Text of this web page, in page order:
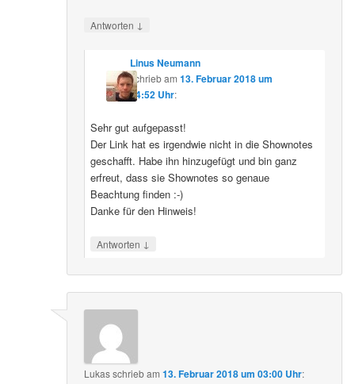
Antworten ↓
Linus Neumann
schriebam 13. Februar 2018 um
14:52 Uhr:
Sehr gut aufgepasst!
Der Link hat es irgendwie nicht in die Shownotes
geschafft. Habe ihn hinzugefügt und bin ganz
erfreut, dass sie Shownotes so genaue
Beachtung finden :-)
Danke für den Hinweis!
Antworten ↓
Lukasschriebam13. Februar 2018 um 03:00 Uhr: